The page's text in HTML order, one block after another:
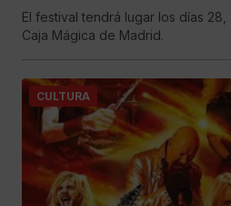
El festival tendrá lugar los días
Caja Mágica de Madrid.
CULTURA